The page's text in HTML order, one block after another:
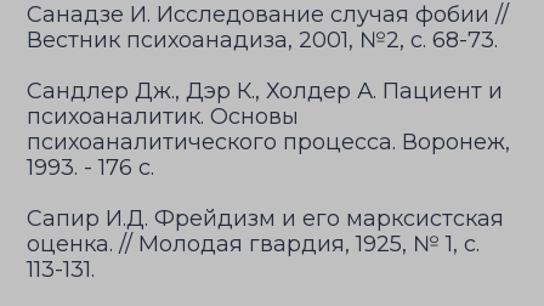
Санадзе И. Исследование случая фобии //
Вестник психоанадиза, 2001, №2, с. 68-73.
Сандлер Дж., Дэр К., Холдер А. Пациент и
психоаналитик. Основы
психоаналитического процесса. Воронеж,
1993. - 176 с.
Сапир И.Д. Фрейдизм и его марксистская
оценка. // Молодая гвардия, 1925, № 1, с.
113-131.